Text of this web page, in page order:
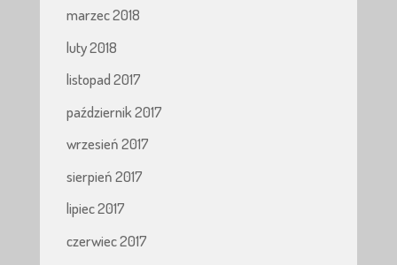
marzec 2018
luty 2018
listopad 2017
październik 2017
wrzesień 2017
sierpień 2017
lipiec 2017
czerwiec 2017